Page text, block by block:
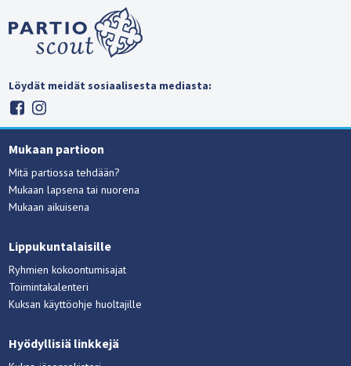
Löydät meidät sosiaalisesta mediasta:
Mukaan partioon
Mitä partiossa tehdään?
Mukaan lapsena tai nuorena
Mukaan aikuisena
Lippukuntalaisille
Ryhmien kokoontumisajat
Toimintakalenteri
Kuksan käyttöohje huoltajille
Hyödyllisiä linkkejä